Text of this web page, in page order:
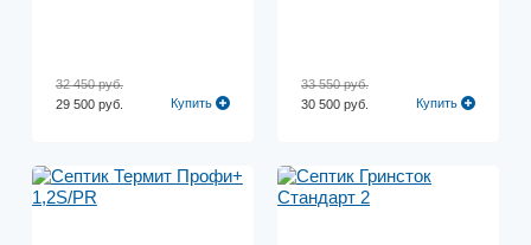
29 500 руб.
32 450 руб.
Купить
30 500 руб.
33 550 руб.
Купить